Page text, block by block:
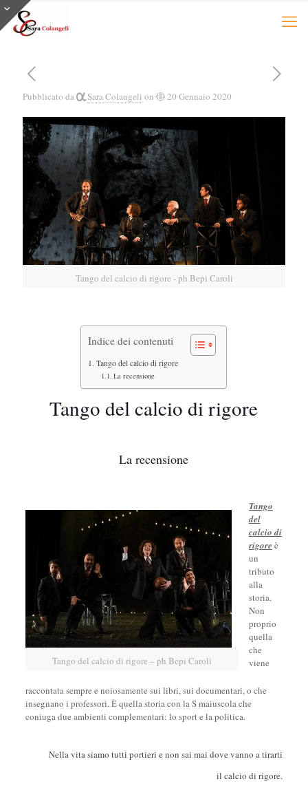
Pubblicato da Sara Colangeli on 20 Gennaio 2020
Tango del calcio di rigore - ph Bepi Caroli
Indice dei contenuti
Tango del calcio di rigore
La recensione
Tango del calcio di rigore
La recensione
Tango del calcio di rigore – ph Bepi Caroli
Tango
del
calcio di
rigore è
un
tributo
alla
storia.
Non
proprio
quella
che
viene
raccontata sempre e noiosamente sui libri, sui documentari, o che
insegnano i professori. È quella storia con la S maiuscola che
coniuga due ambienti complementari: lo sport e la politica.
Nella vita siamo tutti portieri e non sai mai dove vanno a tirarti
il calcio di rigore.